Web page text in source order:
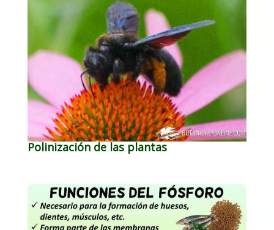
Polinización de las plantas